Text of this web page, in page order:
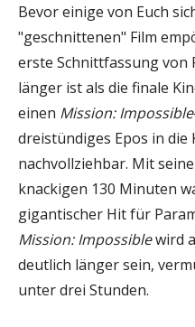
Bevor einige von Euch
"geschnittenen" Film
erste Schnittfassung von
länger ist als die finale
einen Mission: Impossible
dreistündiges Epos in
nachvollziehbar. Mit
knackigen 130 Minuten
gigantischer Hit für
Mission: Impossiblewird
deutlich länger sein,
unter drei Stunden.